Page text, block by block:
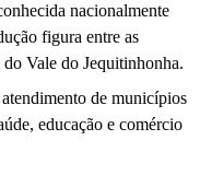
nacionalmente
figura entre as
Vale do Jequitinhonha.
de municípios
educação e comércio